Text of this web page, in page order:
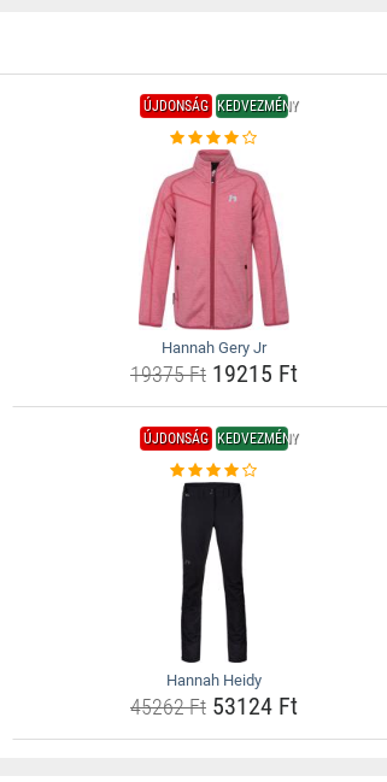
ÚJDONSÁG KEDVEZMÉNY
Hannah Gery Jr
19375 Ft19215 Ft
ÚJDONSÁG KEDVEZMÉNY
Hannah Heidy
45262 Ft53124 Ft